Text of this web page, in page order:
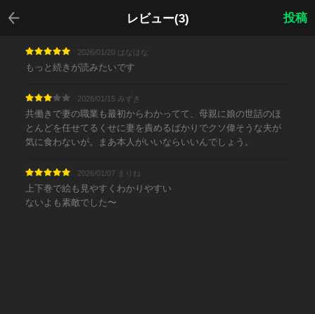
レビュー(3)
戻る
投稿
2026/01/20 はなはな
もっと続きが読みたいです
2026/01/15 みずき
共働きで妻の職業も最初からわかってて、母親に娘の世話のほ
とんどを任せてるくせに妻を責めるばかりでクソ偉そうな夫が
気に食わないが。まあ本人がいいならいいんでしょう。
2026/01/07 まりね
上下巻で絵も見やすくわかりやすい
ないよも素敵でした〜